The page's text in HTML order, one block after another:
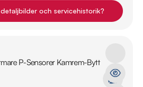
och servicehistorik?
P-Sensorer Kamrem-Bytt